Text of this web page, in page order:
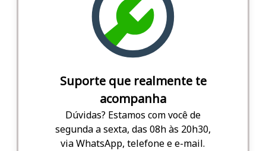
Suporte que realmente te
acompanha
Dúvidas? Estamos com você de
segunda a sexta, das 08h às 20h30,
via WhatsApp, telefone e e-mail.